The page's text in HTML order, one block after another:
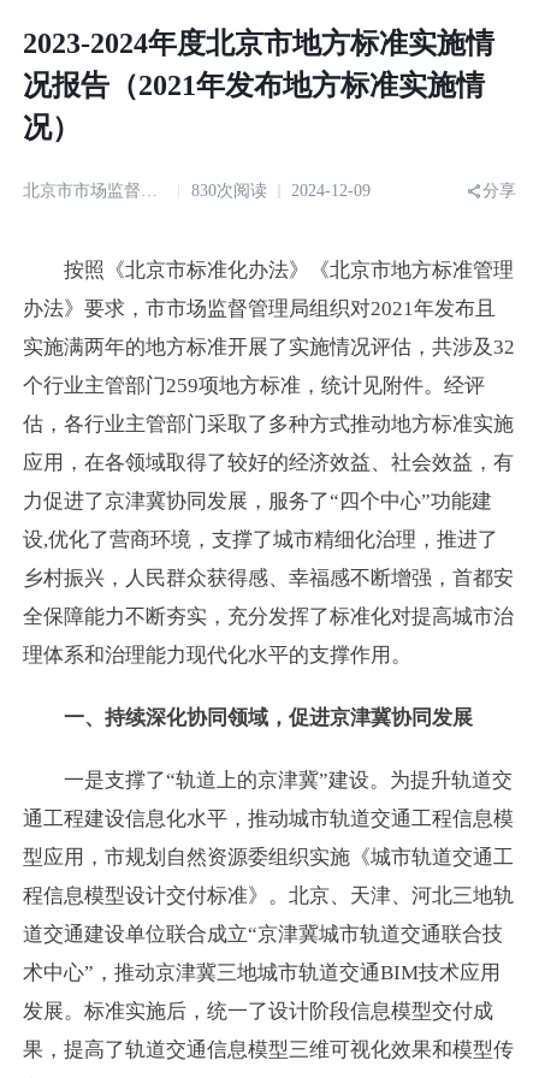
2023-2024年度北京市地方标准实施情
况报告（2021年发布地方标准实施情
况）
830次阅读 2024-12-09 分享
按照《北京市标准化办法》《北京市地方标准管理
办法》要求，市市场监督管理局组织对2021年发布且
实施满两年的地方标准开展了实施情况评估，共涉及32
个行业主管部门259项地方标准，统计见附件。经评
估，各行业主管部门采取了多种方式推动地方标准实施
应用，在各领域取得了较好的经济效益、社会效益，有
力促进了京津冀协同发展，服务了“四个中心”功能建
设,优化了营商环境，支撑了城市精细化治理，推进了
乡村振兴，人民群众获得感、幸福感不断增强，首都安
全保障能力不断夯实，充分发挥了标准化对提高城市治
理体系和治理能力现代化水平的支撑作用。
一、持续深化协同领域，促进京津冀协同发展
一是支撑了“轨道上的京津冀”建设。为提升轨道交
通工程建设信息化水平，推动城市轨道交通工程信息模
型应用，市规划自然资源委组织实施《城市轨道交通工
程信息模型设计交付标准》。北京、天津、河北三地轨
道交通建设单位联合成立“京津冀城市轨道交通联合技
术中心”，推动京津冀三地城市轨道交通BIM技术应用
发展。标准实施后，统一了设计阶段信息模型交付成
果，提高了轨道交通信息模型三维可视化效果和模型传